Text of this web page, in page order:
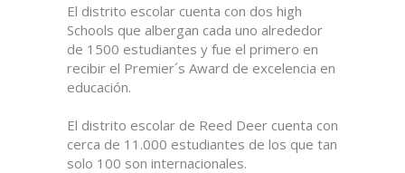
El distrito escolar cuenta con dos high
Schools que albergan cada uno alrededor
de 1500 estudiantes y fue el primero en
recibir el Premier´s Award de excelencia en
educación.
El distrito escolar de Reed Deer cuenta con
cerca de 11.000 estudiantes de los que tan
solo 100 son internacionales.